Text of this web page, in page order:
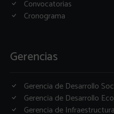
Convocatorias
Cronograma
Gerencias
Gerencia de Desarrollo
Gerencia de Desarrollo
Gerencia de